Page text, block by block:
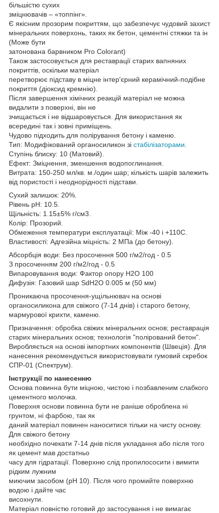
більшістю сухих
зміцнювачів – «топпінг».
Є якісним прозорим покриттям, що забезпечує чудовий захист
мінеральних поверхонь, таких як бетон, цементні стяжки та ін
(Може бути
затонована барвником Pro Colorant)
Також застосовується для реставрації старих вапняних
покриттів, оскільки матеріал
перетворює підставу в міцне інтер'єрний керамічний-подібне
покриття (діоксид кремнію).
Після завершення хімічних реакцій матеріал не можна
видалити з поверхні, він не
зчищається і не відшаровується. Для використання як
всередині так і зовні приміщень.
Чудово підходить для полірування бетону і каменю.
Тип: Модифікований органосиликон зі стабілізаторами
Ступінь блиску: 10 (Матовий).
Ефект: Зміцнення, зменшення водопоглинання.
Витрата: 150-250 мл/кв. м./один шар; кількість шарів залежить
від пористості і неоднорідності підстави.
Сухий залишок: 20%.
Рівень pH: 10.5.
Щільність: 1.15±5% г/см3.
Колір: Прозорий.
Обмеження температури експлуатації: Між -40 і +110C.
Властивості: Адгезійна міцність: 2 МПа (до бетону).
Абсорбція води: Без просочення 500 г/м2/год - 0.5
З просоченням 200 г/м2/год - 0.5
Випаровування води: Фактор опору H2O 100
Дифузія: Газовий шар SdH2O 0.005 м (50 мм)
Проникаюча просочення-ущільнювач на основі
органосиликона для свіжого (7-14 днів) і старого бетону,
мармурової крихти, каменю.
Призначення: обробка свіжих мінеральних основ; реставрація
старих мінеральних основ; технологія "полірований бетон".
Виробляється на основі імпортних компонентів (Швеція). Для
нанесення рекомендується використовувати гумовий скребок
СПР-01 (Спектрум).
Інструкції по нанесенню
Основа повинна бути міцною, чистою і позбавленим слабкого
цементного молочка.
Поверхня основи повинна бути не раніше оброблена ні
грунтом, ні фарбою, так як
даний матеріал повинен наноситися тільки на чисту основу.
Для свіжого бетону
необхідно почекати 7-14 днів після укладання або після того
як цемент мав достатньо
часу для гідратації. Поверхню слід пропилососити і вимити
рідким лужним
миючим засобом (pH 10). Після чого промийте поверхню
водою і дайте час
висохнути.
Матеріал повністю готовий до застосування і не вимагає